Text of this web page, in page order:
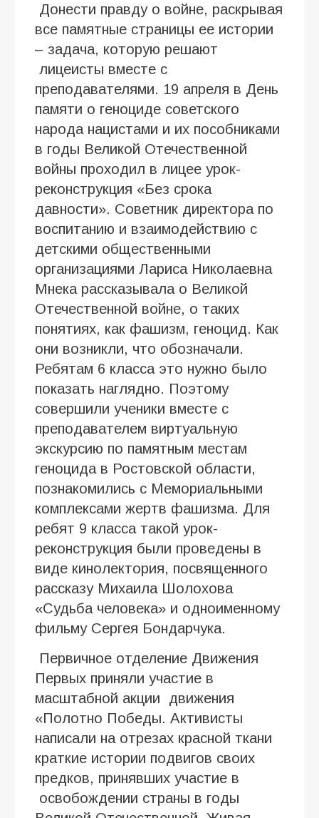
Донести правду о войне, раскрывая
все памятные страницы ее истории
– задача, которую решают
лицеисты вместе с
преподавателями. 19 апреля в День
памяти о геноциде советского
народа нацистами и их пособниками
в годы Великой Отечественной
войны проходил в лицее урок-
реконструкция «Без срока
давности». Советник директора по
воспитанию и взаимодействию с
детскими общественными
организациями Лариса Николаевна
Мнека рассказывала о Великой
Отечественной войне, о таких
понятиях, как фашизм, геноцид. Как
они возникли, что обозначали.
Ребятам 6 класса это нужно было
показать наглядно. Поэтому
совершили ученики вместе с
преподавателем виртуальную
экскурсию по памятным местам
геноцида в Ростовской области,
познакомились с Мемориальными
комплексами жертв фашизма. Для
ребят 9 класса такой урок-
реконструкция были проведены в
виде кинолектория, посвященного
рассказу Михаила Шолохова
«Судьба человека» и одноименному
фильму Сергея Бондарчука.
Первичное отделение Движения
Первых приняли участие в
масштабной акции движения
«Полотно Победы. Активисты
написали на отрезах красной ткани
краткие истории подвигов своих
предков, принявших участие в
освобождении страны в годы